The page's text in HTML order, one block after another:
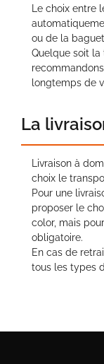
Le choix entre
ou de la
Quelque soit
longtemps de
La
Livraison à
choix le
Pour une
proposer le
color, mais
obligatoire.
En cas de
tous les types